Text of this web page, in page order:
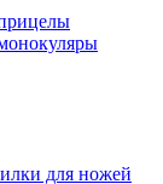
для ножей